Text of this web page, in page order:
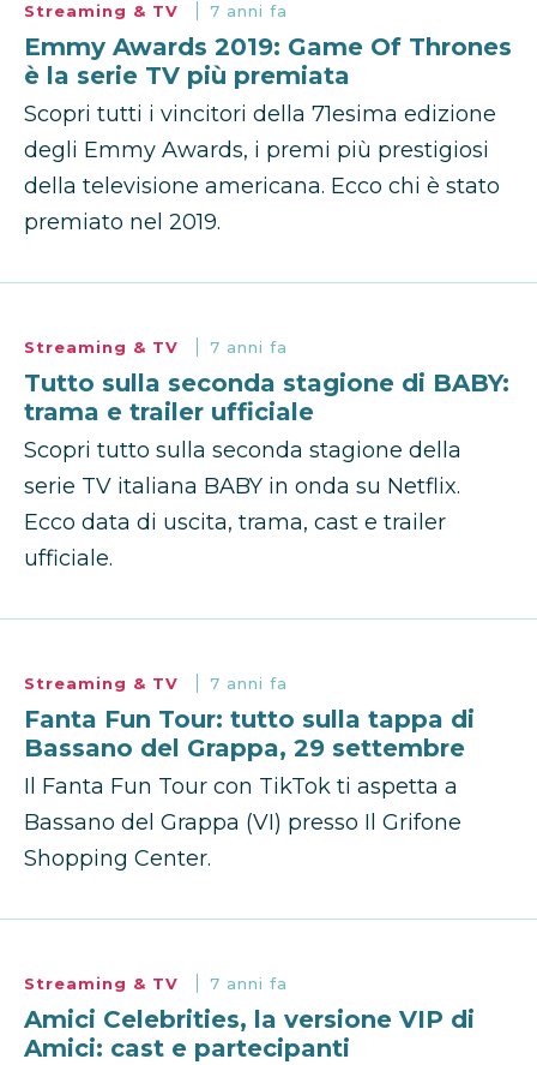
Streaming & TV 7 anni fa
Emmy Awards 2019: Game Of Thrones
è la serie TV più premiata
Scopri tutti i vincitori della 71esima edizione
degli Emmy Awards, i premi più prestigiosi
della televisione americana. Ecco chi è stato
premiato nel 2019.
Streaming & TV 7 anni fa
Tutto sulla seconda stagione di BABY:
trama e trailer ufficiale
Scopri tutto sulla seconda stagione della
serie TV italiana BABY in onda su Netflix.
Ecco data di uscita, trama, cast e trailer
ufficiale.
Streaming & TV 7 anni fa
Fanta Fun Tour: tutto sulla tappa di
Bassano del Grappa, 29 settembre
Il Fanta Fun Tour con TikTok ti aspetta a
Bassano del Grappa (VI) presso Il Grifone
Shopping Center.
Streaming & TV 7 anni fa
Amici Celebrities, la versione VIP di
Amici: cast e partecipanti